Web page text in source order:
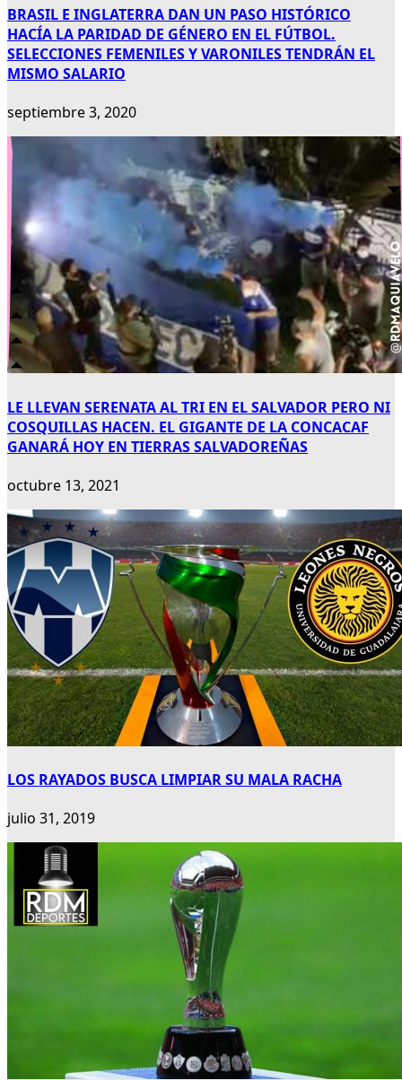
BRASIL E INGLATERRA DAN UN PASO HISTÓRICO
HACÍA LA PARIDAD DE GÉNERO EN EL FÚTBOL.
SELECCIONES FEMENILES Y VARONILES TENDRÁN EL
MISMO SALARIO
septiembre 3, 2020
LE LLEVAN SERENATA AL TRI EN EL SALVADOR PERO NI
COSQUILLAS HACEN. EL GIGANTE DE LA CONCACAF
GANARÁ HOY EN TIERRAS SALVADOREÑAS
octubre 13, 2021
LOS RAYADOS BUSCA LIMPIAR SU MALA RACHA
julio 31, 2019